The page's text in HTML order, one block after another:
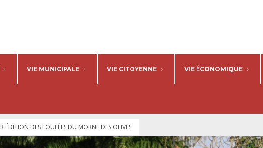
VIE MUNICIPALE VIE CITOYENNE VIE ÉCONOMIQUE
ÉDITION DES FOULÉES DU MORNE DES OLIVES